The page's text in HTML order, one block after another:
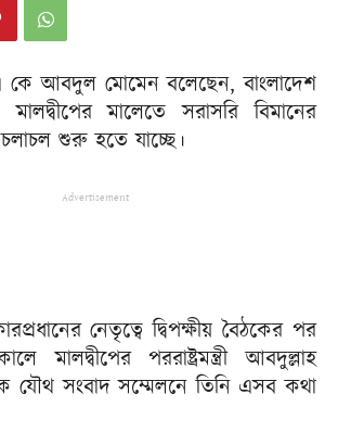
এ কে আবদুল মোমেন বলেছেন, বাংলাদেশ
মালেতে সরাসরি বিমানের
শুরু হতে যাচ্ছে।
Advertisement
নেতৃত্বে দ্বিপক্ষীয় বৈঠকের পর
মালদ্বীপের পররাষ্ট্রমন্ত্রী আবদুল্লাহ
যৌথ সংবাদ সম্মেলনে তিনি এসব কথা